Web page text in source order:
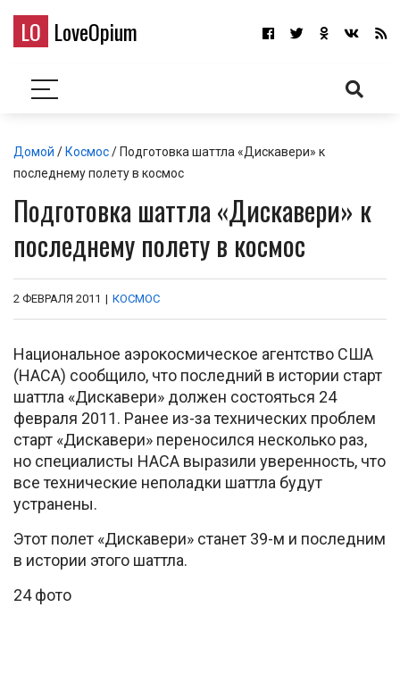
LO LoveOpium
Домой / Космос/ Подготовка шаттла «Дискавери» к
последнему полету в космос
Подготовка шаттла «Дискавери» к
последнему полету в космос
2 ФЕВРАЛЯ 2011 | КОСМОС
Национальное аэрокосмическое агентство США
(НАСА) сообщило, что последний в истории старт
шаттла «Дискавери» должен состояться 24
февраля 2011. Ранее из-за технических проблем
старт «Дискавери» переносился несколько раз,
но специалисты НАСА выразили уверенность, что
все технические неполадки шаттла будут
устранены.
Этот полет «Дискавери» станет 39-м и последним
в истории этого шаттла.
24 фото